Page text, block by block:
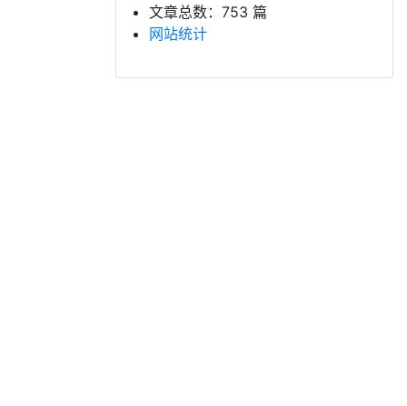
文章总数：753 篇
网站统计